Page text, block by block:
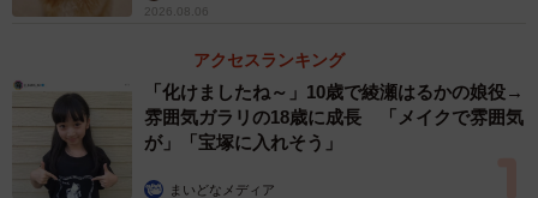
2026.08.06
アクセスランキング
「化けましたね～」10歳で綾瀬はるかの娘役→
雰囲気ガラリの18歳に成長 「メイクで雰囲気
が」「宝塚に入れそう」
まいどなメディア